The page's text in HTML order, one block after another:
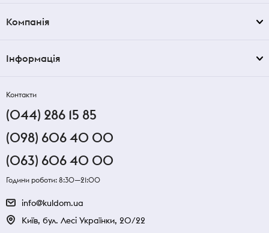
Компанія
Інформація
Контакти
(044) 286 15 85
(098) 606 40 00
(063) 606 40 00
Години роботи: 8:30—21:00
info@kuldom.ua
Київ, бул. Лесі Українки, 20/22